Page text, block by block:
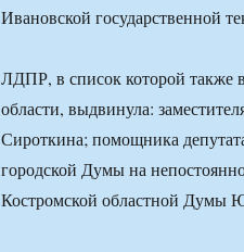
Ивановской государственной
ЛДПР, в список которой также
области, выдвинула:
Сироткина; помощника
городской Думы на
Костромской областной Думы